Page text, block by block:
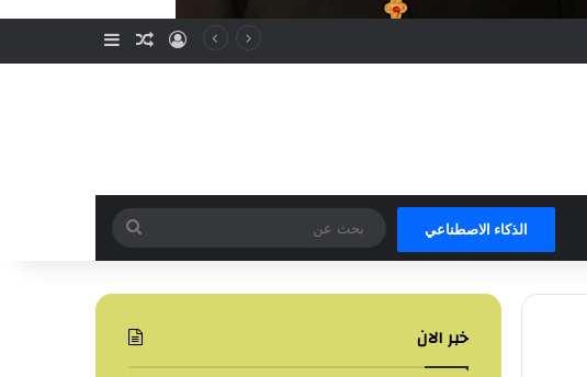
تسجيل الدخول
مقال عشوائي
إضافة عمود
الذكاء الاصطناعي
بحث
عن
خبر الان